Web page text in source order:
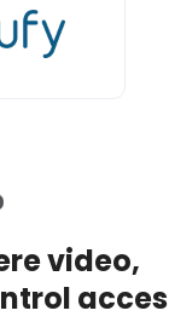
video,
acces